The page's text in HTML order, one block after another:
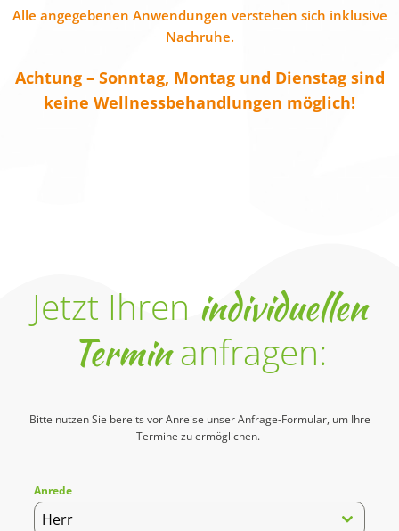
Alle angegebenen Anwendungen verstehen sich inklusive
Nachruhe.
Achtung – Sonntag, Montag und Dienstag sind
keine Wellnessbehandlungen möglich!
Jetzt Ihren individuellen
Terminanfragen:
Bitte nutzen Sie bereits vor Anreise unser Anfrage-Formular, um Ihre
Termine zu ermöglichen.
Anrede
Herr